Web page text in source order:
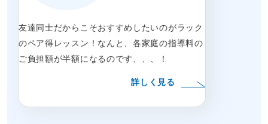
友達同士だからこそおすすめしたいのがラック
のペア得レッスン！なんと、各家庭の指導料の
ご負担額が半額になるのです、、、！
詳しく見る